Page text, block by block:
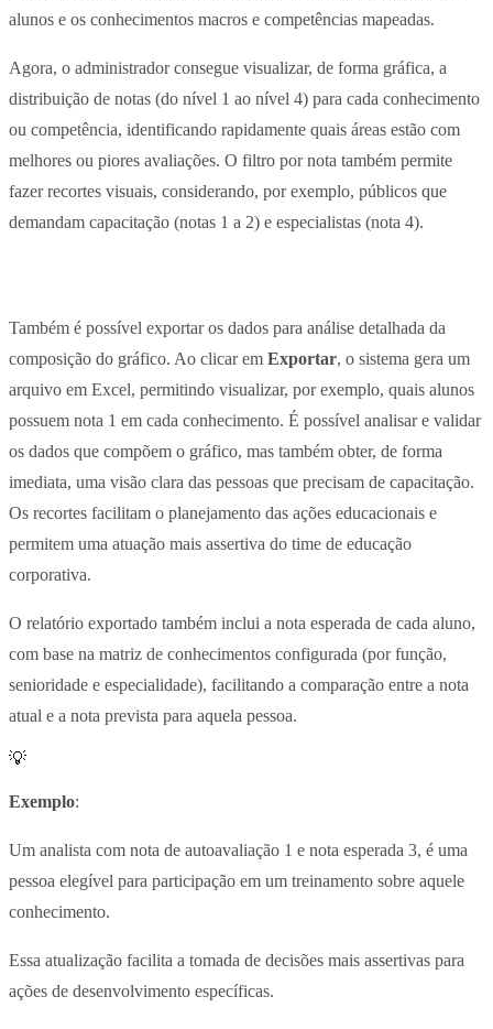
alunos e os conhecimentos macros e competências mapeadas.
Agora, o administrador consegue visualizar, de forma gráfica, a
distribuição de notas (do nível 1 ao nível 4) para cada conhecimento
ou competência, identificando rapidamente quais áreas estão com
melhores ou piores avaliações. O filtro por nota também permite
fazer recortes visuais, considerando, por exemplo, públicos que
demandam capacitação (notas 1 a 2) e especialistas (nota 4).
Também é possível exportar os dados para análise detalhada da
composição do gráfico. Ao clicar em Exportar, o sistema gera um
arquivo em Excel, permitindo visualizar, por exemplo, quais alunos
possuem nota 1 em cada conhecimento. É possível analisar e validar
os dados que compõem o gráfico, mas também obter, de forma
imediata, uma visão clara das pessoas que precisam de capacitação.
Os recortes facilitam o planejamento das ações educacionais e
permitem uma atuação mais assertiva do time de educação
corporativa.
O relatório exportado também inclui a nota esperada de cada aluno,
com base na matriz de conhecimentos configurada (por função,
senioridade e especialidade), facilitando a comparação entre a nota
atual e a nota prevista para aquela pessoa.
💡
Exemplo:
Um analista com nota de autoavaliação 1 e nota esperada 3, é uma
pessoa elegível para participação em um treinamento sobre aquele
conhecimento.
Essa atualização facilita a tomada de decisões mais assertivas para
ações de desenvolvimento específicas.